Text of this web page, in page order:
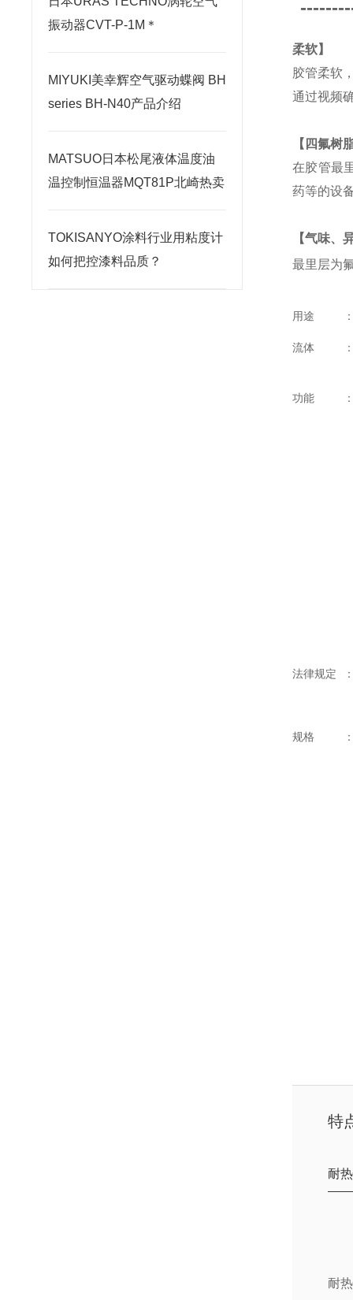
振动器CVT-P-1M＊
MIYUKI美幸辉空气驱动蝶阀 BH
series BH-N40产品介绍
MATSUO日本松尾液体温度油
温控制恒温器MQT81P北崎热卖
TOKISANYO涂料行业用粘度计
如何把控漆料品质？
柔软】
胶管柔软
通过视频
【四氟树
在胶管最
药等的设
【气味、
最里层为
用途
流体
功能
法律规定
规格
特
耐
耐